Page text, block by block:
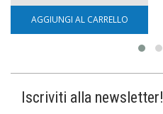
AGGIUNGI AL CARRELLO
Iscriviti alla newsletter!